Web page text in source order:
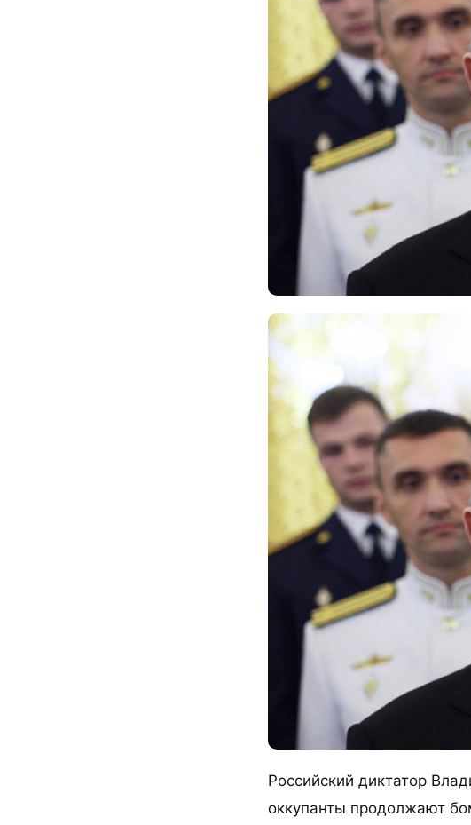
Российский диктатор
оккупанты продолжают